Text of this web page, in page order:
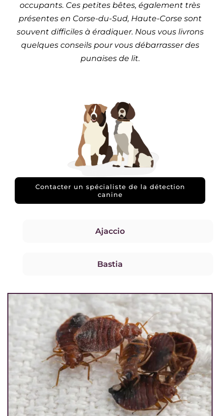
occupants. Ces petites bêtes, également très
présentes en Corse-du-Sud, Haute-Corse sont
souvent difficiles à éradiquer. Nous vous livrons
quelques conseils pour vous débarrasser des
punaises de lit.
Contacter un spécialiste de la détection
canine
Ajaccio
Bastia